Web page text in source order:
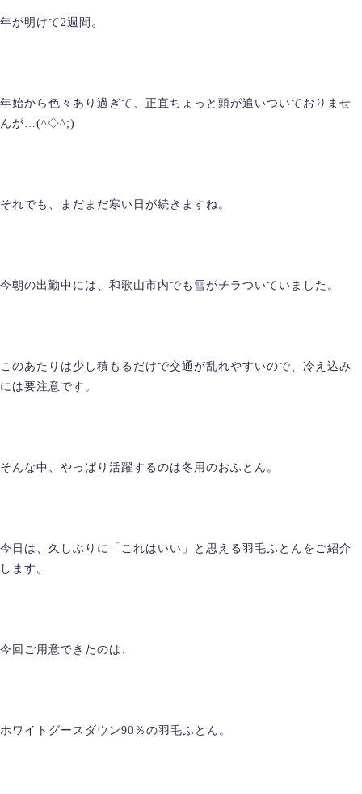
年が明けて2週間。
年始から色々あり過ぎて、正直ちょっと頭が追いついておりませ
んが…(^◇^;)
それでも、まだまだ寒い日が続きますね。
今朝の出勤中には、和歌山市内でも雪がチラついていました。
このあたりは少し積もるだけで交通が乱れやすいので、冷え込み
には要注意です。
そんな中、やっぱり活躍するのは冬用のおふとん。
今日は、久しぶりに「これはいい」と思える羽毛ふとんをご紹介
します。
今回ご用意できたのは、
ホワイトグースダウン90％の羽毛ふとん。